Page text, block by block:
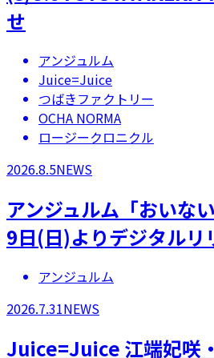
せ
アンジュルム
Juice=Juice
つばきファクトリー
OCHA NORMA
ロージークロニクル
2026.8.5NEWS
アンジュルム「おいな
9日(日)よりデジタルリ
アンジュルム
2026.7.31NEWS
Juice=Juice 江端妃咲